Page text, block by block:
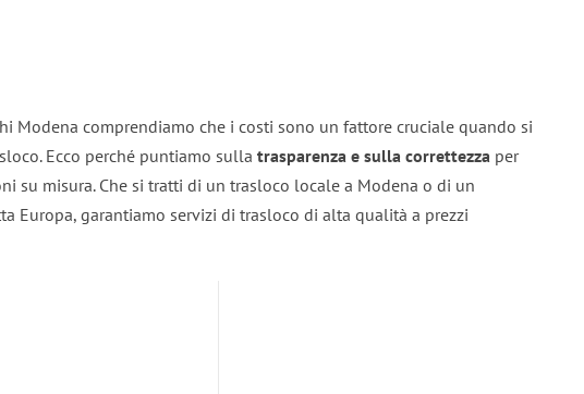
Modena comprendiamo che i costi sono un fattore cruciale quando si
Ecco perché puntiamo sulla trasparenza e sulla correttezza per
su misura. Che si tratti di un trasloco locale a Modena o di un
Europa, garantiamo servizi di trasloco di alta qualità a prezzi